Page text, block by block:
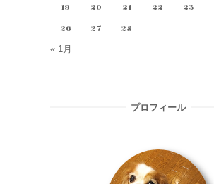
19
20 21 22 23
26
27 28
« 1月
プロフィール